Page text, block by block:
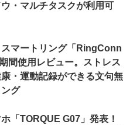
・マルチタスクが利用可
スマートリング「RingConn
間使用レビュー。ストレス
・運動記録ができる文句無
グ
「TORQUE G07」発表！